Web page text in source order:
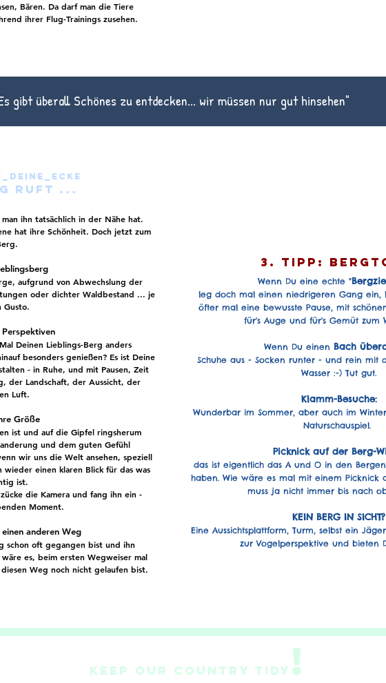
Bären. Da darf man die Tiere
ihrer Flug-Trainings zusehen.
gibt überall Schönes zu entdecken... wir müssen nur gut hinsehen"
ruft ...
ihn tatsächlich in der Nähe hat.
hat ihre Schönheit. Doch jetzt zum
aufgrund von Abwechslung der
oder dichter Waldbestand ... je
Gusto.
Deinen Lieblings-Berg anders
besonders genießen? Es ist Deine
- in Ruhe, und mit Pausen, Zeit
der Landschaft, der Aussicht, der
Luft.
Größe
ist und auf die Gipfel ringsherum
und dem guten Gefühl
wir uns die Welt ansehen, speziell
einen klaren Blick für das was
ist.
die Kamera und fang ihn ein -
Moment.
anderen Weg
schon oft gegangen bist und ihn
es, beim ersten Wegweiser mal
Weg noch nicht gelaufen bist.
3. tipp:
Wenn Du eine echte "
leg doch mal einen niedrigeren Gang ein,
öfter mal eine bewusste Pause, mit
für's Auge und für's Gemüt zum
Wenn Du einen Bach
Schuhe aus - Socken runter - und rein mit
Wasser :-) Tut gut.
Klamm-Besuche:
Wunderbar im Sommer, aber auch im
Naturschauspiel.
Picknick auf der Berg-
das ist eigentlich das A und O in den
haben. Wie wäre es mal mit einem Picknick
muss ja nicht immer bis nach
KEIN BERG IN SICHT?
Eine Aussichtsplattform, Turm, selbst ein
zur Vogelperspektive und bieten
Keep our country Tidy !